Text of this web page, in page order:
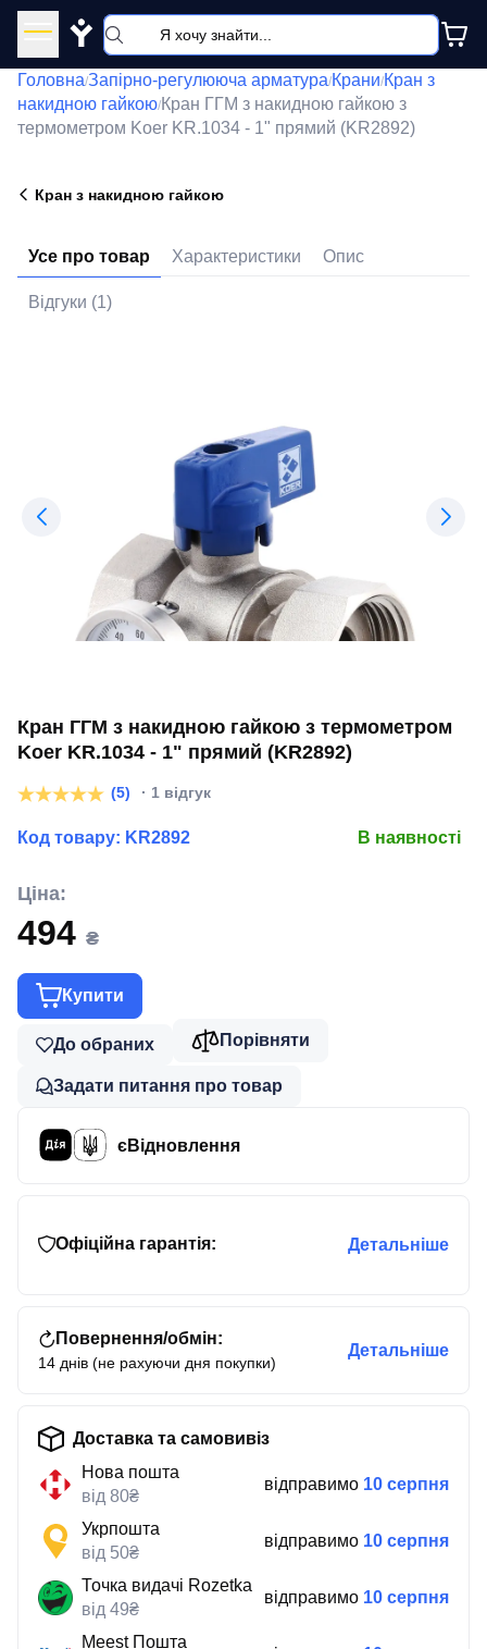
Y
Головна/Запірно-регулююча арматура/Крани/Кран з
накидною гайкою/Кран ГГМ з накидною гайкою з
термометром Koer KR.1034 - 1" прямий (KR2892)
Кран з накидною гайкою
Усе про товар Характеристики Опис
Відгуки (1)
Кран ГГМ з накидною гайкою з термометром
Koer KR.1034 - 1" прямий (KR2892)
(5) · 1 відгук
Код товару: KR2892 В наявності
Ціна:
494 ₴
Купити
До обраних Порівняти
Задати питання про товар
єВідновлення
Офіційна гарантія: Детальніше
Повернення/обмін:
14 днів (не рахуючи дня покупки)
Детальніше
Доставка та самовивіз
Нова пошта
від 80₴
відправимо 10 серпня
Укрпошта
від 50₴
відправимо 10 серпня
Точка видачі Rozetka
від 49₴
відправимо 10 серпня
Meest Пошта